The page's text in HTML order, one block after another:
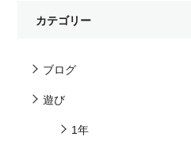
カテゴリー
ブログ
遊び
1年